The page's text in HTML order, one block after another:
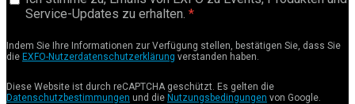
Service-Updates zu erhalten.
Indem Sie Ihre Informationen zur Verfügung stellen, bestätigen Sie, dass Sie
die EXFO-Nutzerdatenschutzerklärung verstanden haben.
Diese Website ist durch reCAPTCHA geschützt. Es gelten die
Datenschutzbestimmungen und die Nutzungsbedingungen von Google.